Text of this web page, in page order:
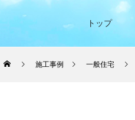
トップ
施工事例 一般住宅